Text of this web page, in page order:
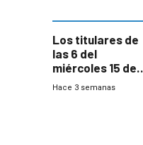
Los titulares de
las 6 del
miércoles 15 de
julio de 2026
Hace 3 semanas